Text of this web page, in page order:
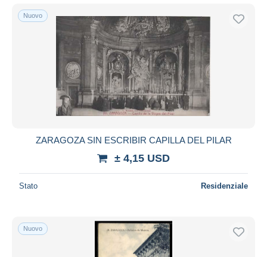
Nuovo
ZARAGOZA SIN ESCRIBIR CAPILLA DEL PILAR
± 4,15 USD
Stato Residenziale
Nuovo